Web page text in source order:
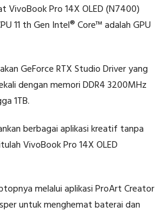
VivoBook Pro 14X OLED (N7400)
11 th Gen Intel® Core™ adalah GPU
GeForce RTX Studio Driver yang
dengan memori DDR4 3200MHz
1TB.
berbagai aplikasi kreatif tanpa
VivoBook Pro 14X OLED
melalui aplikasi ProArt Creator
untuk menghemat baterai dan